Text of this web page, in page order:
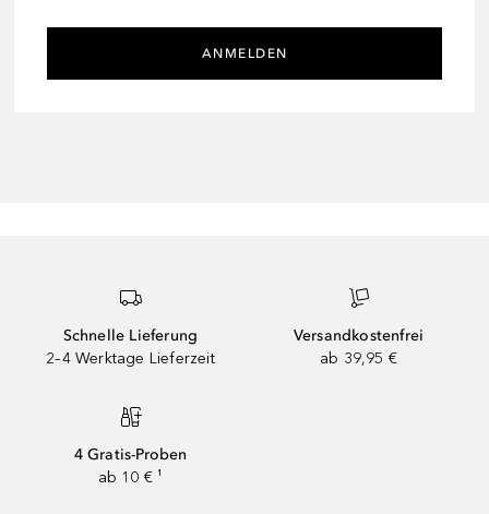
ANMELDEN
Schnelle Lieferung
2–4 Werktage Lieferzeit
Versandkostenfrei
ab 39,95 €
4 Gratis-Proben
ab 10 € ¹